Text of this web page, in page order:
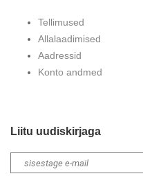
Tellimused
Allalaadimised
Aadressid
Konto andmed
Liitu uudiskirjaga